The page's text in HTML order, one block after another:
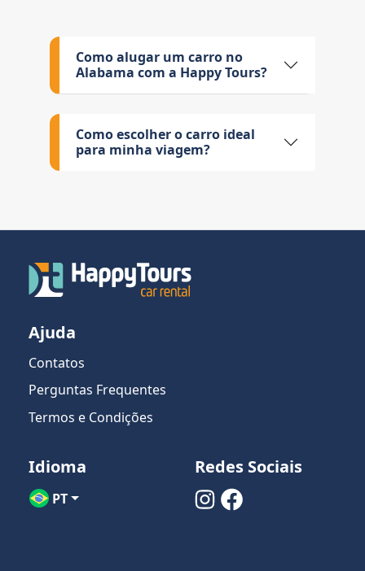
Como alugar um carro no
Alabama com a Happy Tours?
Como escolher o carro ideal
para minha viagem?
Ajuda
Contatos
Perguntas Frequentes
Termos e Condições
Idioma
PT
Redes Sociais